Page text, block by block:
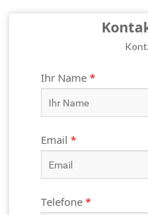
Ihr Name *
Email *
Telefone *